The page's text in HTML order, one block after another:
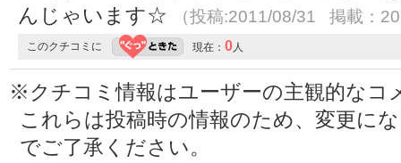
んじゃいます☆
（投稿:2011/08/31 掲載：
このクチコミに 現在： 0人
※クチコミ情報はユーザーの主観的なコ
これらは投稿時の情報のため、変更に
でご了承ください。